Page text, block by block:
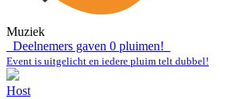
Muziek
Deelnemers gaven 0 pluimen!
Event is uitgelicht en iedere pluim telt dubbel!
Host